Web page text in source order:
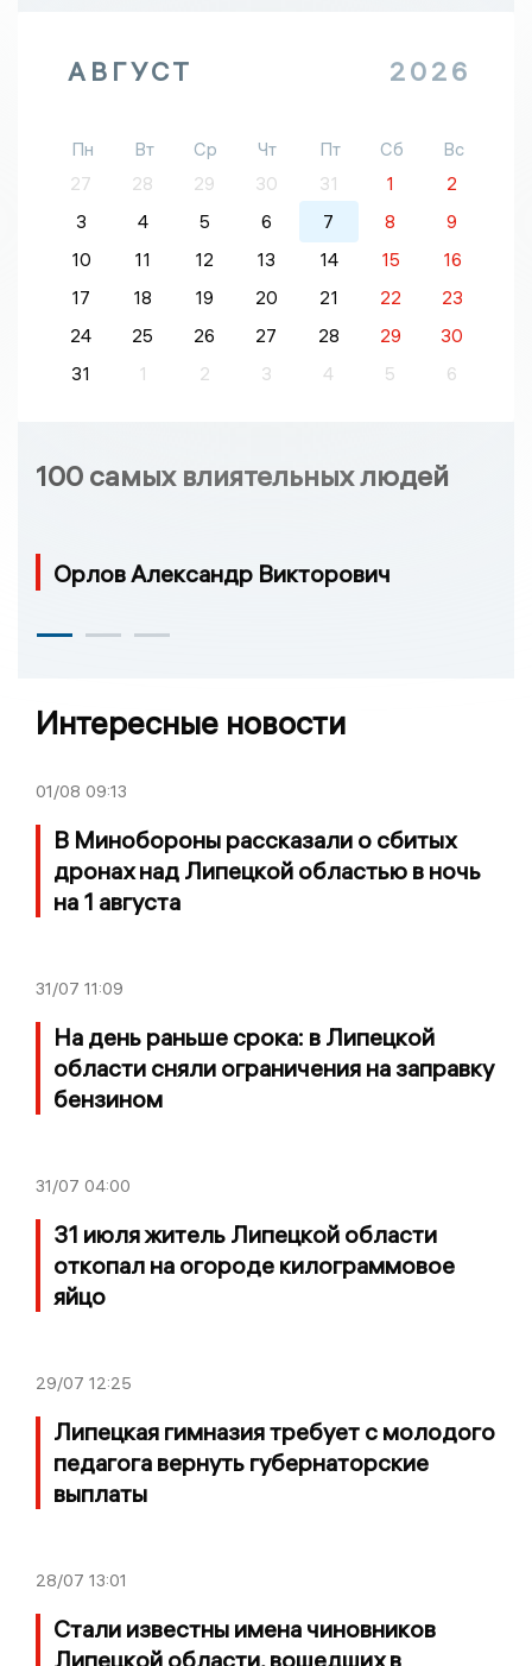
АВГУСТ 2026
Пн Вт Ср Чт Пт Сб
Вс
27
28 29 30 31 1
2
3
4 5 6 7 8
9
10
11 12 13 14 15
16
17
18 19 20 21 22
23
24
25 26 27 28 29
30
31
1 2 3 4 5 6
100 самых влиятельных людей
Орлов Александр Викторович
Интересные новости
01/08 09:13
В Минобороны рассказали о сбитых
дронах над Липецкой областью в ночь
на 1 августа
31/07 11:09
На день раньше срока: в Липецкой
области сняли ограничения на заправку
бензином
31/07 04:00
31 июля житель Липецкой области
откопал на огороде килограммовое
яйцо
29/07 12:25
Липецкая гимназия требует с молодого
педагога вернуть губернаторские
выплаты
28/07 13:01
Стали известны имена чиновников
Липецкой области, вошедших в